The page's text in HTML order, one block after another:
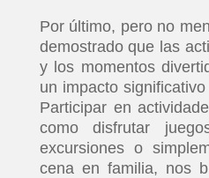
Por último, pero no
demostrado que las
y los momentos
un impacto
Participar en
como disfrutar
excursiones o
cena en familia, nos